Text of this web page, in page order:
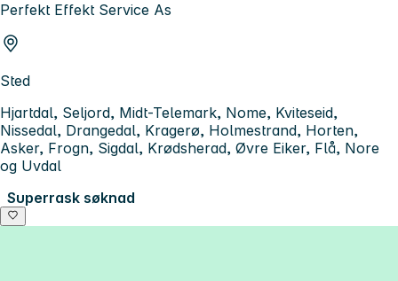
Perfekt Effekt Service As
Sted
Hjartdal, Seljord, Midt-Telemark, Nome, Kviteseid,
Nissedal, Drangedal, Kragerø, Holmestrand, Horten,
Asker, Frogn, Sigdal, Krødsherad, Øvre Eiker, Flå, Nore
og Uvdal
Superrask søknad